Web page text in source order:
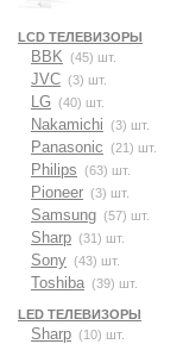
LCD ТЕЛЕВИЗОРЫ
BBK (45) шт.
JVC (3) шт.
LG (40) шт.
Nakamichi (3) шт.
Panasonic (21) шт.
Philips (63) шт.
Pioneer (3) шт.
Samsung (57) шт.
Sharp (31) шт.
Sony (43) шт.
Toshiba (39) шт.
LED ТЕЛЕВИЗОРЫ
Sharp (10) шт.